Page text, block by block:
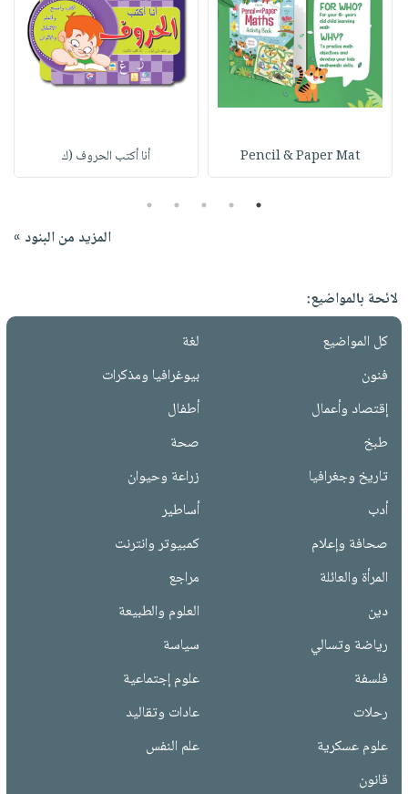
Pencil & Paper Mat أنا أكتب الحروف (ك
1
2
3
4
5
المزيد من البنود »
لائحة بالمواضيع:
كل المواضيع
لغة
فنون
بيوغرافيا ومذكرات
إقتصاد وأعمال
أطفال
طبخ
صحة
تاريخ وجغرافيا
زراعة وحيوان
أدب
أساطير
صحافة وإعلام
كمبيوتر وانترنت
المرأة والعائلة
مراجع
دين
العلوم والطبيعة
رياضة وتسالي
سياسة
فلسفة
علوم إجتماعية
رحلات
عادات وتقاليد
علوم عسكرية
علم النفس
قانون